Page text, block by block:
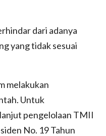
dari adanya
yang tidak sesuai
melakukan
Untuk
pengelolaan TMII
No. 19 Tahun